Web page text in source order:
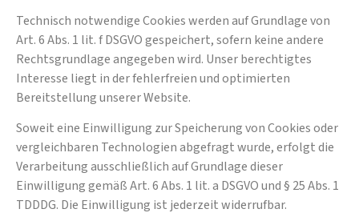
Technisch notwendige Cookies werden auf Grundlage von
Art. 6 Abs. 1 lit. f DSGVO gespeichert, sofern keine andere
Rechtsgrundlage angegeben wird. Unser berechtigtes
Interesse liegt in der fehlerfreien und optimierten
Bereitstellung unserer Website.
Soweit eine Einwilligung zur Speicherung von Cookies oder
vergleichbaren Technologien abgefragt wurde, erfolgt die
Verarbeitung ausschließlich auf Grundlage dieser
Einwilligung gemäß Art. 6 Abs. 1 lit. a DSGVO und § 25 Abs. 1
TDDDG. Die Einwilligung ist jederzeit widerrufbar.